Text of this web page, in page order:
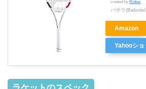
created by Rinker
バボラ
Amazon
Yahooショ